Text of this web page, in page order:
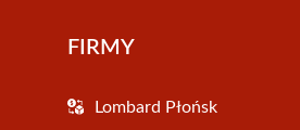
FIRMY
Lombard Płońsk